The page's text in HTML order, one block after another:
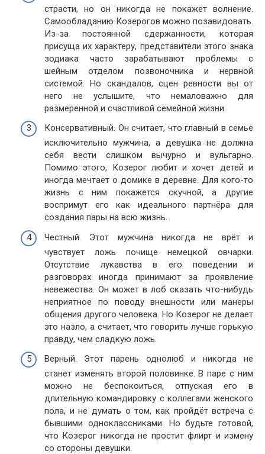
страсти, но он никогда не покажет волнение.
Самообладанию Козерогов можно позавидовать.
Из-за постоянной сдержанности, которая
присуща их характеру, представители этого знака
зодиака часто зарабатывают проблемы с
шейным отделом позвоночника и нервной
системой. Но скандалов, сцен ревности вы от
него не услышите, что немаловажно для
размеренной и счастливой семейной жизни.
Консервативный. Он считает, что главный в семье
исключительно мужчина, а девушка не должна
себя вести слишком вычурно и вульгарно.
Помимо этого, Козерог любит и хочет детей и
иногда мечтает о домике в деревне. Для кого-то
жизнь с ним покажется скучной, а другие
воспримут его как идеального партнёра для
создания пары на всю жизнь.
Честный. Этот мужчина никогда не врёт и
чувствует ложь почище немецкой овчарки.
Отсутствие лукавства в его поведении и
разговорах иногда принимают за проявление
невежества. Он может в лоб сказать что-нибудь
неприятное по поводу внешности или манеры
общения другого человека. Но Козерог не делает
это назло, а считает, что говорить лучше горькую
правду, чем сладкую ложь.
Верный. Этот парень однолюб и никогда не
станет изменять второй половинке. В паре с ним
можно не беспокоиться, отпуская его в
длительную командировку с коллегами женского
пола, и не думать о том, как пройдёт встреча с
бывшими одноклассниками. Но будьте готовой,
что Козерог никогда не простит флирт и измену
со стороны девушки.